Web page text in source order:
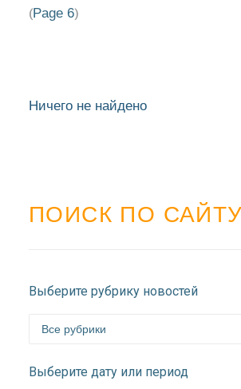
НОВОСТИ
БЛАГОЧИНИЕ
СЕРГИЕВО-
(Page 6)
Ничего не найдено
ПОИСК ПО САЙТУ
Выберите рубрику новостей
Выберите дату или период